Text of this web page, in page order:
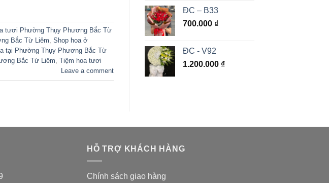
tươi Phường Thụy Phương Bắc Từ
Bắc Từ Liêm, Shop hoa ở
tại Phường Thụy Phương Bắc Từ
Bắc Từ Liêm, Tiệm hoa tươi
Leave a comment
ĐC – B33
700.000 ₫
ĐC - V92
1.200.000 ₫
HỖ TRỢ KHÁCH HÀNG
Chính sách giao hàng